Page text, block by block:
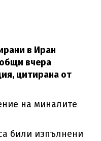
в Иран
вчера
цитирана от
на миналите
били изпълнени